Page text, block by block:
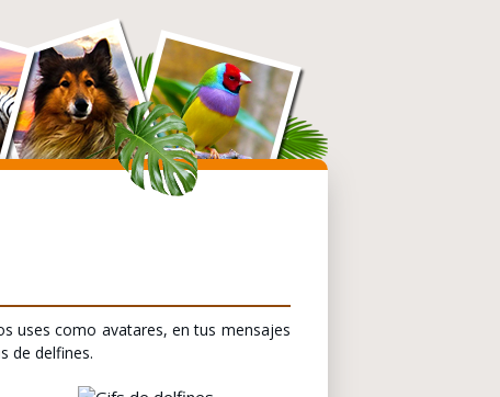
uses como avatares, en tus mensajes
de delfines.